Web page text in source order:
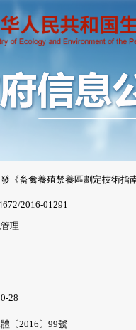
《畜禽養殖禁養區劃定技術指
2016-01291
理
28
〔2016〕99號